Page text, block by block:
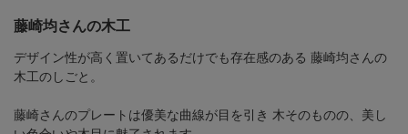
藤崎均さんの木工
デザイン性が高く置いてあるだけでも存在感のある 藤崎均さんの
木工のしごと。
藤崎さんのプレートは優美な曲線が目を引き 木そのものの、美し